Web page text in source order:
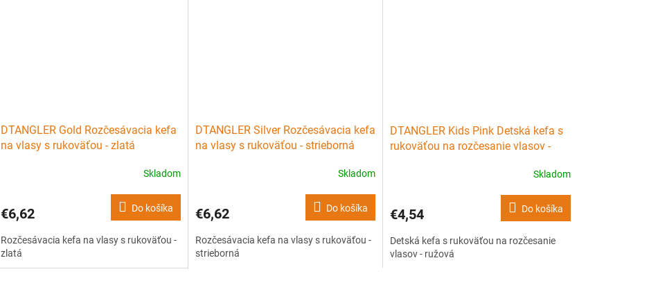
DTANGLER Gold Rozčesávacia kefa
na vlasy s rukoväťou - zlatá
Skladom
€6,62 Do košíka
Rozčesávacia kefa na vlasy s rukoväťou -
zlatá
DTANGLER Silver Rozčesávacia kefa
na vlasy s rukoväťou - strieborná
Skladom
€6,62 Do košíka
Rozčesávacia kefa na vlasy s rukoväťou -
strieborná
DTANGLER Kids Pink Detská kefa s
rukoväťou na rozčesanie vlasov -
Skladom
€4,54 Do košíka
Detská kefa s rukoväťou na rozčesanie
vlasov - ružová